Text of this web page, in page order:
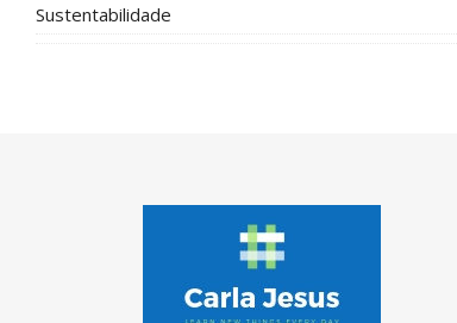
Sustentabilidade